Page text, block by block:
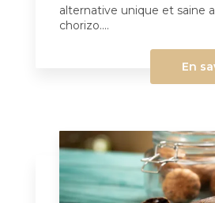
alternative unique et saine
chorizo....
En